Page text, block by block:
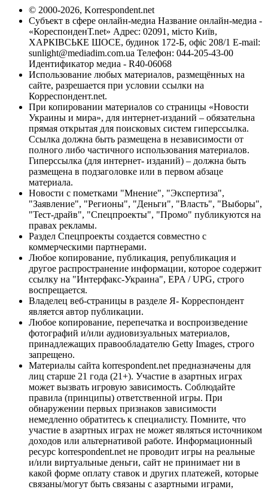
© 2000-2026, Korrespondent.net
Субъект в сфере онлайн-медиа Название онлайн-медиа -
«КореспонденТ.net» Адрес: 02091, місто Київ,
ХАРКІВСЬКЕ ШОСЕ, будинок 172-Б, офіс 208/1 E-mail:
sunlight@mediadim.com.ua Телефон: 044-205-43-00
Идентификатор медиа - R40-06068
Использование любых материалов, размещённых на
сайте, разрешается при условии ссылки на
Корреспондент.net.
При копировании материалов со страницы «Новости
Украины и мира», для интернет-изданий – обязательна
прямая открытая для поисковых систем гиперссылка.
Ссылка должна быть размещена в независимости от
полного либо частичного использования материалов.
Гиперссылка (для интернет- изданий) – должна быть
размещена в подзаголовке или в первом абзаце
материала.
Новости с пометками "Мнение", "Экспертиза",
"Заявление", "Регионы", "Деньги", "Власть", "Выборы",
"Тест-драйв", "Спецпроекты", "Промо" публикуются на
правах рекламы.
Раздел Спецпроекты создается совместно с
коммерческими партнерами.
Любое копирование, публикация, републикация и
другое распространение информации, которое содержит
ссылку на "Интерфакс-Украина", EPA / UPG, строго
воспрещается.
Владелец веб-страницы в разделе Я- Корреспондент
является автор публикации.
Любое копирование, перепечатка и воспроизведение
фотографий и/или аудиовизуальных материалов,
принадлежащих правообладателю Getty Images, строго
запрещено.
Материалы сайта korrespondent.net предназначены для
лиц старше 21 года (21+). Участие в азартных играх
может вызвать игровую зависимость. Соблюдайте
правила (принципы) ответственной игры. При
обнаружении первых признаков зависимости
немедленно обратитесь к специалисту. Помните, что
участие в азартных играх не может являться источником
доходов или альтернативой работе. Информационный
ресурс korrespondent.net не проводит игры на реальные
и/или виртуальные деньги, сайт не принимает ни в
какой форме оплату ставок и других платежей, которые
связаны/могут быть связаны с азартными играми,